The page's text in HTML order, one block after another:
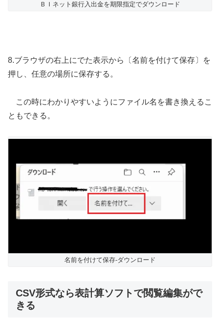
ＢＩネット銀行入出金を期限指定でダウンロード
8.ブラウザの右上にでた表示から〔名前を付けて保存〕を
押し、任意の場所に保存する。
この時にわかりやすいようにファイル名を書き換えるこ
ともできる。
名前を付けて保存-ダウンロード
CSV形式なら表計算ソフトで閲覧編集がで
きる